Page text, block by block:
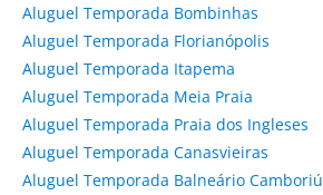
Aluguel Temporada Bombinhas
Aluguel Temporada Florianópolis
Aluguel Temporada Itapema
Aluguel Temporada Meia Praia
Aluguel Temporada Praia dos Ingleses
Aluguel Temporada Canasvieiras
Aluguel Temporada Balneário Camboriú